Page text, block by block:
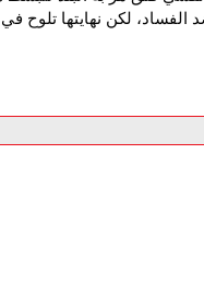
الفساد، لكن نهايتها تلوح في